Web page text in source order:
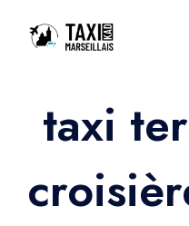
Accueil
Nos services
Nos services
taxi